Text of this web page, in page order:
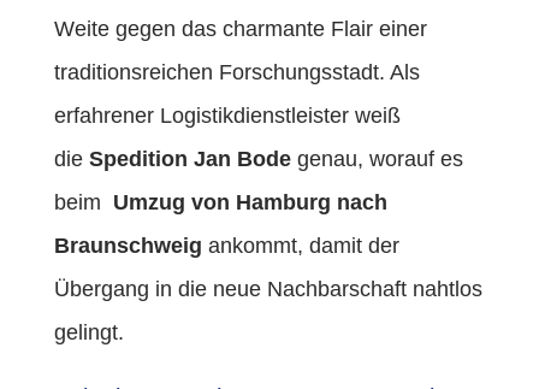
Weite gegen das charmante Flair einer
traditionsreichen Forschungsstadt. Als
erfahrener Logistikdienstleister weiß
die Spedition Jan Bode genau, worauf es
beim Umzug von Hamburg nach
Braunschweig ankommt, damit der
Übergang in die neue Nachbarschaft nahtlos
gelingt.